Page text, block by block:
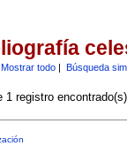
Mostrar todo| Búsqueda
1 registro